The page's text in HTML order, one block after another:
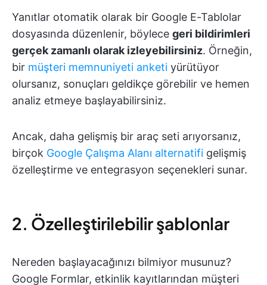
Yanıtlar otomatik olarak bir Google E-Tablolar
dosyasında düzenlenir, böylece geri bildirimleri
gerçek zamanlı olarak izleyebilirsiniz. Örneğin,
bir müşteri memnuniyeti anketi yürütüyor
olursanız, sonuçları geldikçe görebilir ve hemen
analiz etmeye başlayabilirsiniz.
Ancak, daha gelişmiş bir araç seti arıyorsanız,
birçok Google Çalışma Alanı alternatifi gelişmiş
özelleştirme ve entegrasyon seçenekleri sunar.
2. Özelleştirilebilir şablonlar
Nereden başlayacağınızı bilmiyor musunuz?
Google Formlar, etkinlik kayıtlarından müşteri